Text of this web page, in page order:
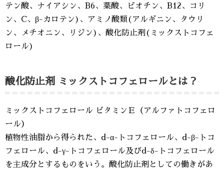
テン酸、ナイアシン、B6、葉酸、ビオチン、B12、コリ
ン、C、β-カロテン)、アミノ酸類(アルギニン、タウリ
ン、メチオニン、リジン)、酸化防止剤(ミックストコフェ
ロール)
酸化防止剤 ミックストコフェロールとは？
ミックストコフェロール ビタミンＥ（アルファトコフェロ
ール）
植物性油脂から得られた、d-α-トコフェロール、d-β-トコ
フェロール、d-γ-トコフェロール及びd-δ-トコフェロール
を主成分とするものをいう。酸化防止剤としての働きがあ